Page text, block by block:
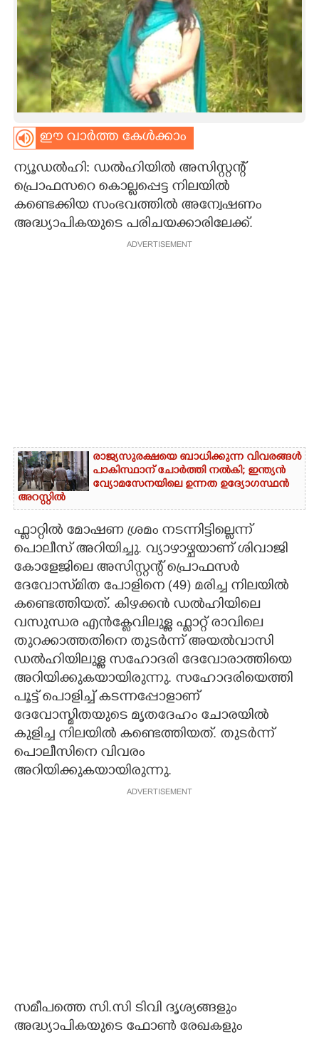
INFO+
ART
CARTOONS
LITERATURE
ഈ വാർത്ത കേൾക്കാം
ന്യൂഡൽഹി: ഡൽഹിയിൽ അസിസ്റ്റന്റ്
പ്രൊഫസറെ കൊല്ലപ്പെട്ട നിലയിൽ
കണ്ടെക്കിയ സംഭവത്തിൽ അന്വേഷണം
അദ്ധ്യാപികയുടെ പരിചയക്കാരിലേക്ക്.
ADVERTISEMENT
രാജ്യസുരക്ഷയെ ബാധിക്കുന്ന വിവരങ്ങൾ
പാകിസ്ഥാന് ചോ‌ർത്തി നൽകി; ഇന്ത്യൻ
വ്യോമസേനയിലെ ഉന്നത ഉദ്യോഗസ്ഥൻ
അറസ്റ്റിൽ
ഫ്ളാറ്റിൽ മോഷണ ശ്രമം നടന്നിട്ടില്ലെന്ന്
പൊലീസ് അറിയിച്ചു. വ്യാഴാഴ്ചയാണ് ശിവാജി
കോളേജിലെ അസിസ്റ്റന്റ് പ്രൊഫസർ
ദേവോസ്‌മിത പോളിനെ (49) മരിച്ച നിലയിൽ
കണ്ടെത്തിയത്. കിഴക്കൻ ഡൽഹിയിലെ
വസുന്ധര എൻക്ലേവിലുള്ള ഫ്ലാറ്റ് രാവിലെ
തുറക്കാത്തതിനെ തുടർന്ന് അയൽവാസി
ഡൽഹിയിലുള്ള സഹോദരി ദേവോരാത്തിയെ
അറിയിക്കുകയായിരുന്നു. സഹോദരിയെത്തി
പൂട്ട് പൊളിച്ച് കടന്നപ്പോളാണ്
ദേവോസ്മിതയുടെ മൃതദേഹം ചോരയിൽ
കുളിച്ച നിലയിൽ കണ്ടെത്തിയത്. തുടർന്ന്
പൊലീസിനെ വിവരം
അറിയിക്കുകയായിരുന്നു.
ADVERTISEMENT
സമീപത്തെ സി.സി ടിവി ദൃശ്യങ്ങളും
അദ്ധ്യാപികയുടെ ഫോൺ രേഖകളും